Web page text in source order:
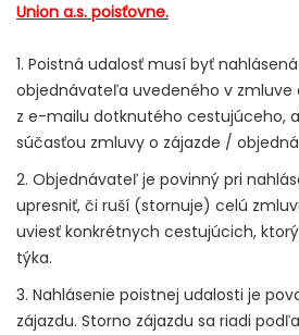
Union a.s. poisťovne.
1. Poistná udalosť musí byť
objednávateľa uvedeného v zmluve
z e-mailu dotknutého cestujúceho,
súčasťou zmluvy o zájazde /
2. Objednávateľ je povinný pri
upresniť, či ruší (stornuje) celú
uviesť konkrétnych cestujúcich,
týka.
3. Nahlásenie poistnej udalosti je
zájazdu. Storno zájazdu sa riadi